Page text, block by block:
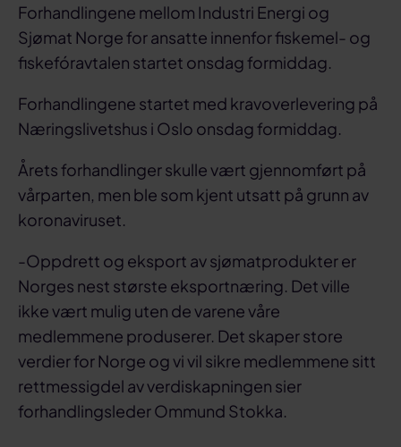
Forhandlingene mellom Industri Energi og
Sjømat Norge for ansatte innenfor fiskemel- og
fiskefóravtalen startet onsdag formiddag.
Forhandlingene startet med kravoverlevering på
Næringslivetshus i Oslo onsdag formiddag.
Årets forhandlinger skulle vært gjennomført på
vårparten, men ble som kjent utsatt på grunn av
koronaviruset.
-Oppdrett og eksport av sjømatprodukter er
Norges nest største eksportnæring. Det ville
ikke vært mulig uten de varene våre
medlemmene produserer. Det skaper store
verdier for Norge og vi vil sikre medlemmene sitt
rettmessigdel av verdiskapningen sier
forhandlingsleder Ommund Stokka.